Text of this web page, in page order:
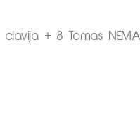
+ 8 Tomas